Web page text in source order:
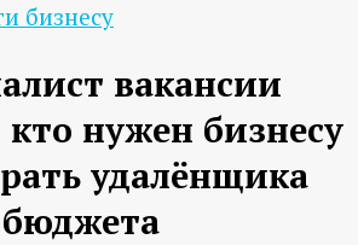
бизнесу
вакансии
нужен бизнесу
удалёнщика
бюджета